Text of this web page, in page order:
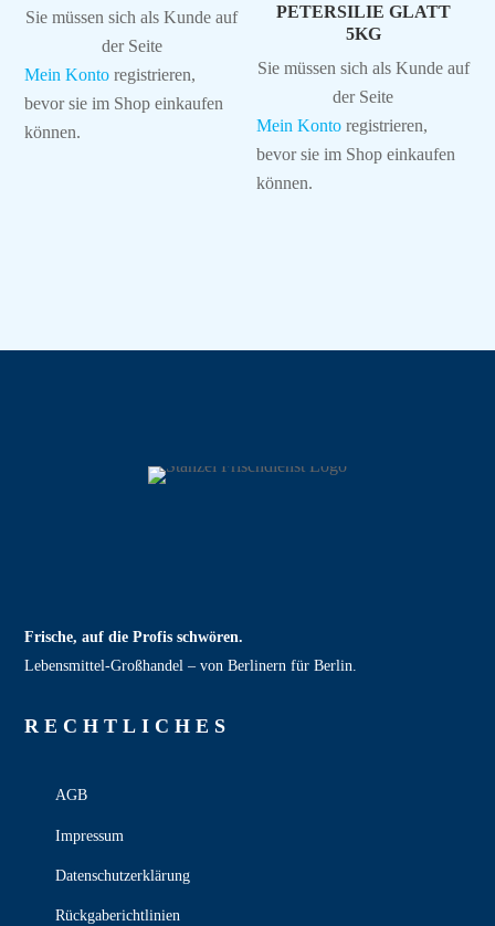
Sie müssen sich als Kunde auf
der Seite
Mein Konto registrieren,
bevor sie im Shop einkaufen
können.
PETERSILIE GLATT
5KG
Sie müssen sich als Kunde auf
der Seite
Mein Konto registrieren,
bevor sie im Shop einkaufen
können.
Frische, auf die Profis schwören.
Lebensmittel‑Großhandel – von Berlinern für Berlin.
RECHT­LICHES
AGB
Impressum
Datenschutzerklärung
Rückgaberichtlinien